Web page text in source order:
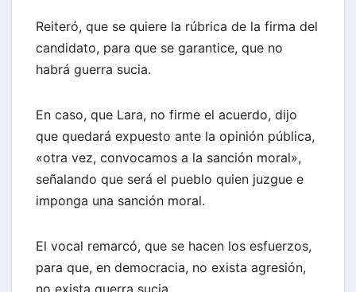
Reiteró, que se quiere la rúbrica de la firma del
candidato, para que se garantice, que no
habrá guerra sucia.
En caso, que Lara, no firme el acuerdo, dijo
que quedará expuesto ante la opinión pública,
«otra vez, convocamos a la sanción moral»,
señalando que será el pueblo quien juzgue e
imponga una sanción moral.
El vocal remarcó, que se hacen los esfuerzos,
para que, en democracia, no exista agresión,
no exista guerra sucia.